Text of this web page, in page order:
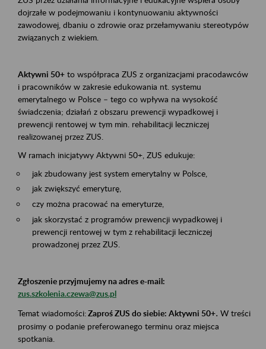
dojrzałe w podejmowaniu i kontynuowaniu aktywności
zawodowej, dbaniu o zdrowie oraz przełamywaniu stereotypów
związanych z wiekiem.
Aktywni 50+ to współpraca ZUS z organizacjami pracodawców
i pracowników w zakresie edukowania nt. systemu
emerytalnego w Polsce – tego co wpływa na wysokość
świadczenia; działań z obszaru prewencji wypadkowej i
prewencji rentowej w tym min. rehabilitacji leczniczej
realizowanej przez ZUS.
W ramach inicjatywy Aktywni 50+, ZUS edukuje:
jak zbudowany jest system emerytalny w Polsce,
jak zwiększyć emeryturę,
czy można pracować na emeryturze,
jak skorzystać z programów prewencji wypadkowej i
prewencji rentowej w tym z rehabilitacji leczniczej
prowadzonej przez ZUS.
Zgłoszenie przyjmujemy na adres e-mail:
zus.szkolenia.czewa@zus.pl
Temat wiadomości:Zaproś ZUS do siebie: Aktywni 50+. W treści
prosimy o podanie preferowanego terminu oraz miejsca
spotkania.